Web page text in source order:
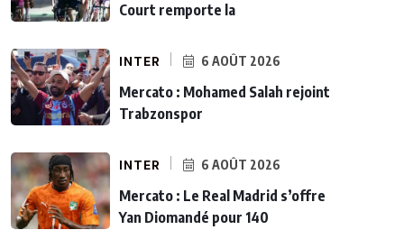
Court remporte la
INTER 6 AOÛT 2026
Mercato : Mohamed Salah rejoint
Trabzonspor
INTER 6 AOÛT 2026
Mercato : Le Real Madrid s’offre
Yan Diomandé pour 140